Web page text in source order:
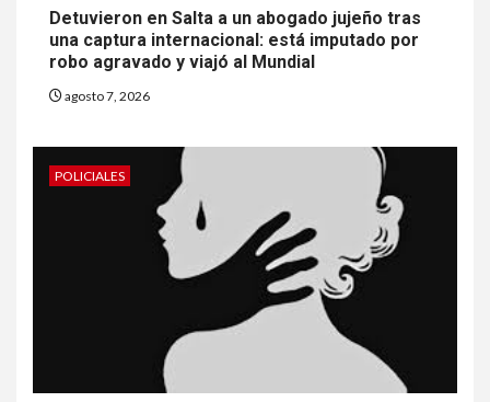
Detuvieron en Salta a un abogado jujeño tras
una captura internacional: está imputado por
robo agravado y viajó al Mundial
agosto 7, 2026
POLICIALES